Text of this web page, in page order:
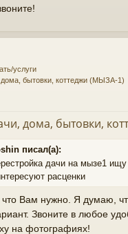
услуги
бытовки, коттеджи (МЫЗА-1)
дома, бытовки,
писал(а):
дачи на мызе1
расценки
Вам нужно. Я думаю,
Звоните в любое
на фотографиях!